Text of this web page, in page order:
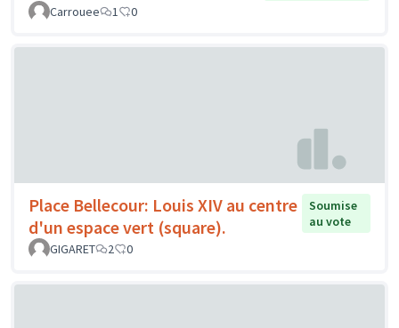
Carrouee
1 0
Place Bellecour: Louis XIV au centre
d'un espace vert (square).
Soumise
au vote
GIGARET
2 0